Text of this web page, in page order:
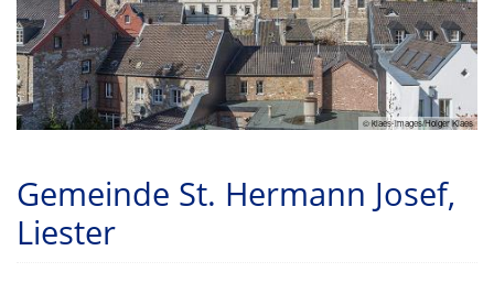
© klaes-images/Holger Klaes
Gemeinde St. Hermann Josef,
Liester